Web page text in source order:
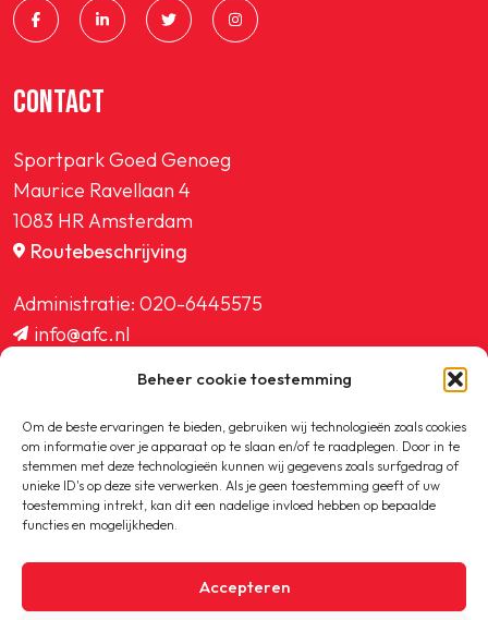
Beheer cookie toestemming
Om de beste ervaringen te bieden, gebruiken wij technologieën zoals cookies
om informatie over je apparaat op te slaan en/of te raadplegen. Door in te
stemmen met deze technologieën kunnen wij gegevens zoals surfgedrag of
unieke ID's op deze site verwerken. Als je geen toestemming geeft of uw
toestemming intrekt, kan dit een nadelige invloed hebben op bepaalde
functies en mogelijkheden.
Accepteren
CONTACT
Sportpark Goed Genoeg
Maurice Ravellaan 4
1083 HR Amsterdam
Routebeschrijving
Administratie: 020-6445575
info@afc.nl
ledenadministratie@afc.nl
Copyright © 2020-2026 AFC